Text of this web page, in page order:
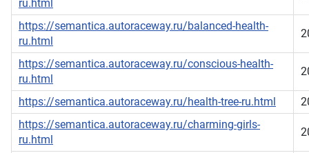
ru.html
https://semantica.autoraceway.ru/balanced-health-
ru.html
https://semantica.autoraceway.ru/conscious-health-
ru.html
https://semantica.autoraceway.ru/health-tree-ru.html
https://semantica.autoraceway.ru/charming-girls-
ru.html